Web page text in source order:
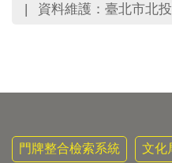
資料維護：臺北市北
門牌整合檢索系統 文化